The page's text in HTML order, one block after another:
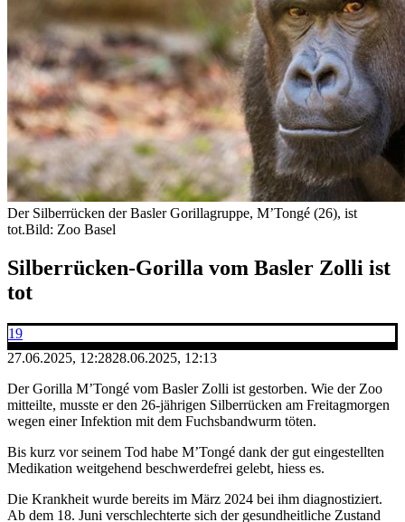
Der Silberrücken der Basler Gorillagruppe, M’Tongé (26), ist
tot.Bild: Zoo Basel
Silberrücken-Gorilla vom Basler Zolli ist
tot
19
27.06.2025, 12:2828.06.2025, 12:13
Der Gorilla M’Tongé vom Basler Zolli ist gestorben. Wie der Zoo
mitteilte, musste er den 26-jährigen Silberrücken am Freitagmorgen
wegen einer Infektion mit dem Fuchsbandwurm töten.
Bis kurz vor seinem Tod habe M’Tongé dank der gut eingestellten
Medikation weitgehend beschwerdefrei gelebt, hiess es.
Die Krankheit wurde bereits im März 2024 bei ihm diagnostiziert.
Ab dem 18. Juni verschlechterte sich der gesundheitliche Zustand